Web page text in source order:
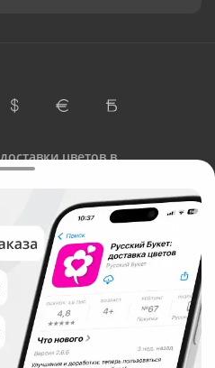
цветов в
«Технология»
ул. Ипподромская,